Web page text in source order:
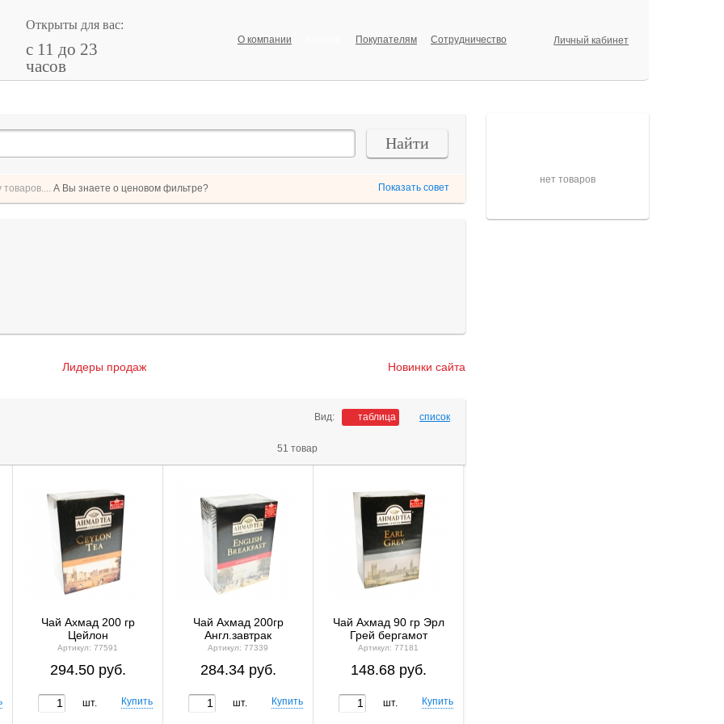
Открыты для вас:
с 11 до 23
часов
О компании Покупателям Сотрудничество Личный кабинет
нет товаров
Найти
Показать совет
А Вы знаете о ценовом фильтре?
Лидеры продаж Новинки сайта
Вид: таблица список
51 товар
Чай Ахмад 200 гр
Цейлон
Артикул: 77591
294.50 руб.
шт.
Чай Ахмад 200гр
Англ.завтрак
Артикул: 77339
284.34 руб.
шт.
Чай Ахмад 90 гр Эрл
Грей бергамот
Артикул: 77181
148.68 руб.
шт.